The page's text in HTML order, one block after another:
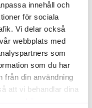
innehåll och
för sociala
Vi delar också
webbplats med
som
som du har
från din användning
att vi behandlar dina